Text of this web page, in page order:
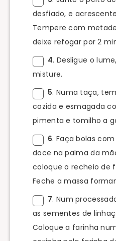
desfiado, e
Tempere com
deixe refogar por 2
4. Desligue o
misture.
5. Numa taça,
cozida e esmagada
pimenta e tomilho a
6. Faça bolas
doce na palma da
coloque o recheio de
Feche a massa
7. Num
as sementes de
Coloque a farinha